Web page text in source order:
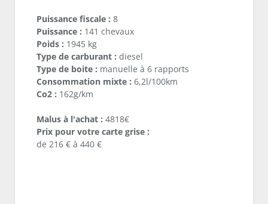
Puissance fiscale : 8
Puissance : 141 chevaux
Poids : 1945 kg
Type de carburant : diesel
Type de boite : manuelle à 6 rapports
Consommation mixte : 6,2l/100km
Co2 : 162g/km
Malus à l'achat : 4818€
Prix pour votre carte grise :
de 216 € à 440 €